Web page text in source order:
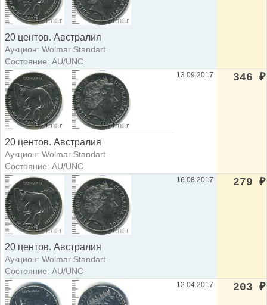
20 центов. Австралия
Аукцион: Wolmar Standart
Состояние: AU/UNC
20 центов. Австралия
Аукцион: Wolmar Standart
Состояние: AU/UNC
13.09.2017 346 ₽
20 центов. Австралия
Аукцион: Wolmar Standart
Состояние: AU/UNC
16.08.2017 279 ₽
12.04.2017 203 ₽